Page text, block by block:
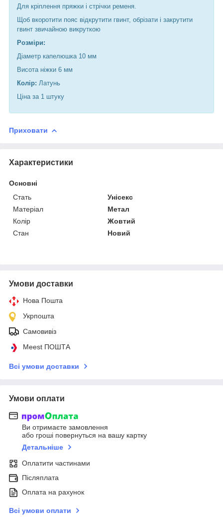
Для кріплення пряжки і стрічки ременя.
Щоб вкоротити пояс відкрутити гвинт, обрізати і закрутити
гвинт звичайною викруткою
Розміри:
Діаметр капелюшка 10 мм
Висота ніжки 6 мм
Колір: Латунь
Ціна за 1 штуку
Приховати
Характеристики
Основні
Стать
Унісекс
Матеріал
Метал
Колір
Жовтий
Стан
Новий
Умови доставки
Нова Пошта
Укрпошта
Самовивіз
Meest ПОШТА
Всі умови доставки
Умови оплати
Ви отримаєте замовлення
або гроші повернуться на вашу картку
Детальніше
Оплатити частинами
Післяплата
Оплата на рахунок
Всі умови оплати